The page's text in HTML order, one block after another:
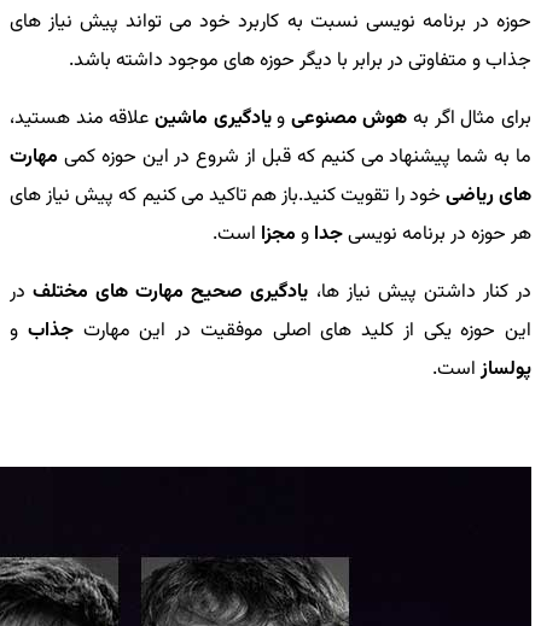
حوزه در برنامه نویسی نسبت به کاربرد خود می تواند پیش نیاز های
جذاب و متفاوتی در برابر با دیگر حوزه های موجود داشته باشد.
برای مثال اگر به هوش مصنوعی ویادگیری ماشین علاقه مند هستید،
ما به شما پیشنهاد می کنیم که قبل از شروع در این حوزه کمی مهارت
های ریاضی خود را تقویت کنید.باز هم تاکید می کنیم که پیش نیاز های
هر حوزه در برنامه نویسیجدا و مجزا است.
در کنار داشتن پیش نیاز ها، یادگیری صحیح مهارت های مختلف در
این حوزه یکی از کلید های اصلی موفقیت در این مهارتجذاب و
پولسازاست.